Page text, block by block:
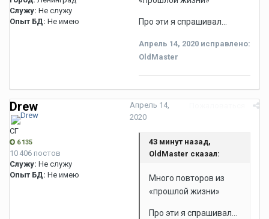
Служу: Не служу
Опыт БД: Не имею Про эти я спрашивал…
Апрель 14, 2020 исправлено:
OldMaster
Drew
СГ
6 135
10 406 постов
Служу: Не служу
Опыт БД: Не имею
Апрель 14,
2020
43 минут назад,
OldMaster сказал:
Много повторов из
«прошлой жизни»
Про эти я спрашивал…